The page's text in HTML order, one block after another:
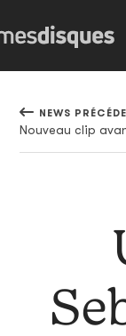
NEWS
Nouveau clip